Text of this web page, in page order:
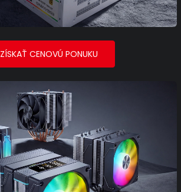
ZÍSKAŤ CENOVÚ PONUKU